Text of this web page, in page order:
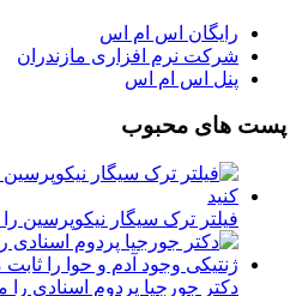
رایگان اس ام اس
شرکت نرم افزاری مازندران
پنل اس ام اس
پست های محبوب
فیلتر ترک سیگار نیکوپرسین
دکتر جورجیا پردوم اسنادی